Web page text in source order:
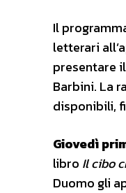
Il
letterari
presentare
Barbini. La
disponibili,
Giovedì
libro Il cibo
Duomo gli